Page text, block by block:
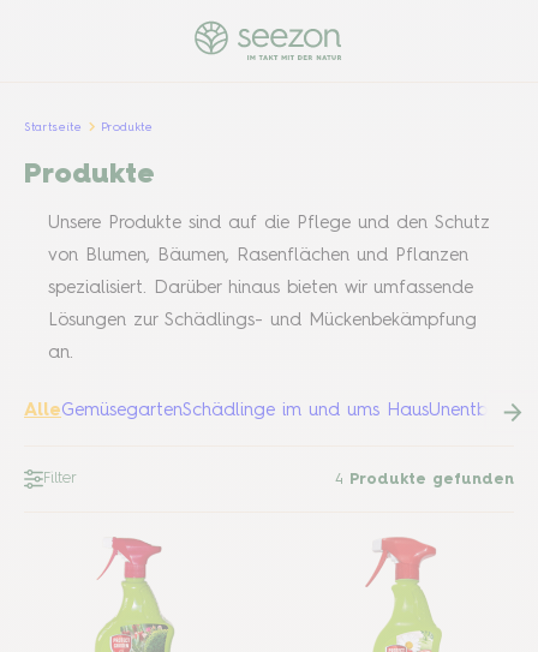
Startseite Produkte
Produkte
Unsere Produkte sind auf die Pflege und den Schutz
von Blumen, Bäumen, Rasenflächen und Pflanzen
spezialisiert. Darüber hinaus bieten wir umfassende
Lösungen zur Schädlings- und Mückenbekämpfung
an.
AlleGemüsegartenSchädlinge im und ums Haus
Filter 4 Produkte gefunden